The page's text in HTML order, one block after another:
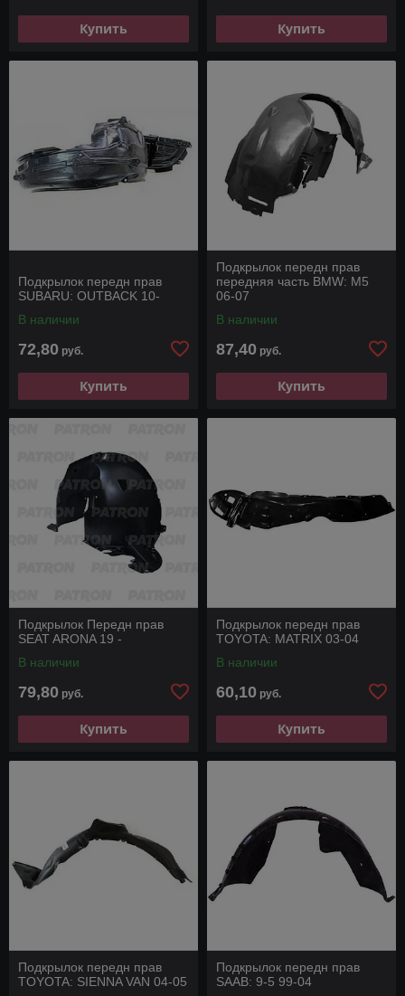
Купить Купить
Подкрылок передн прав
SUBARU: OUTBACK 10-
В наличии
72,80 руб.
Купить
Подкрылок передн прав
передняя часть BMW: M5
06-07
В наличии
87,40 руб.
Купить
Подкрылок Передн прав
SEAT ARONA 19 -
В наличии
79,80 руб.
Купить
Подкрылок передн прав
TOYOTA: MATRIX 03-04
В наличии
60,10 руб.
Купить
Подкрылок передн прав
TOYOTA: SIENNA VAN 04-05
Подкрылок передн прав
SAAB: 9-5 99-04